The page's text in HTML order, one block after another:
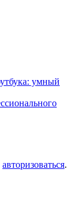
умный
авторизоваться.